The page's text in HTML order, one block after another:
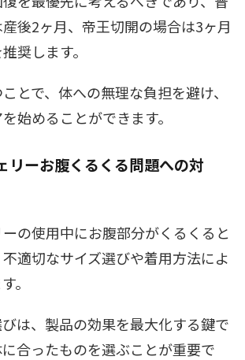
後2ヶ月、帝王切開の場合は3ヶ月
奨します。
とで、体への無理な負担を避け、
始めることができます。
リーお腹くるくる問題への対
の使用中にお腹部分がくるくると
適切なサイズ選びや着用方法によ
。
は、製品の効果を最大化する鍵で
合ったものを選ぶことが重要で